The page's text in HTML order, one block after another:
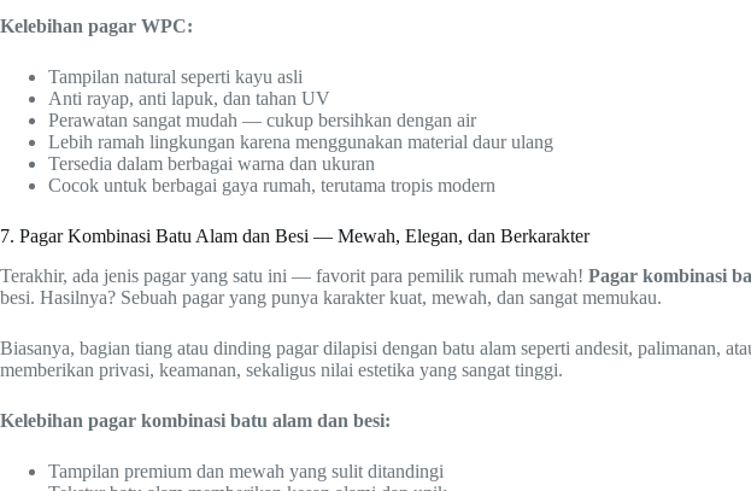
Kelebihan pagar WPC:
Tampilan natural seperti kayu asli
Anti rayap, anti lapuk, dan tahan UV
Perawatan sangat mudah — cukup bersihkan dengan air
Lebih ramah lingkungan karena menggunakan material daur ulang
Tersedia dalam berbagai warna dan ukuran
Cocok untuk berbagai gaya rumah, terutama tropis modern
7. Pagar Kombinasi Batu Alam dan Besi — Mewah, Elegan, dan Berkarakter
Terakhir, ada jenis pagar yang satu ini — favorit para pemilik rumah mewah! Pagar kombinasi
besi. Hasilnya? Sebuah pagar yang punya karakter kuat, mewah, dan sangat memukau.
Biasanya, bagian tiang atau dinding pagar dilapisi dengan batu alam seperti andesit, palimanan,
memberikan privasi, keamanan, sekaligus nilai estetika yang sangat tinggi.
Kelebihan pagar kombinasi batu alam dan besi:
Tampilan premium dan mewah yang sulit ditandingi